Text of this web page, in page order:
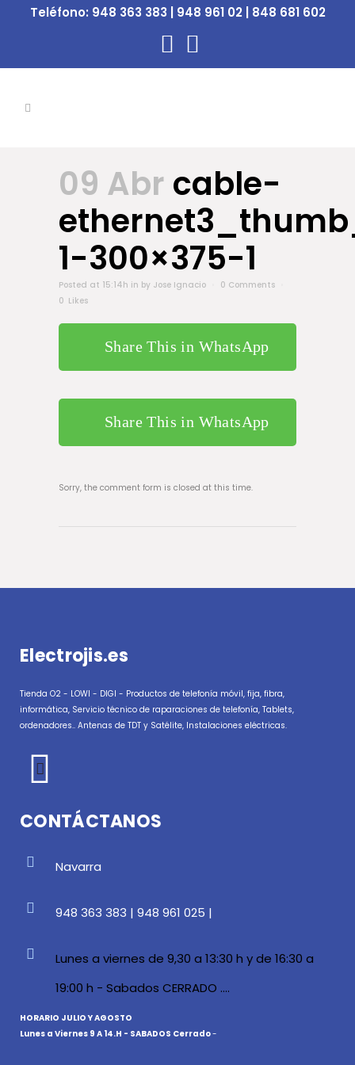
Teléfono: 948 363 383 | 948 961 02 | 848 681 602
09 Abr cable-
1-300×375-1
Posted at 15:14h in by Jose Ignacio
0 Comments
0 Likes
Share This in WhatsApp
Share This in WhatsApp
Sorry, the comment form is closed at this time.
Electrojis.es
Tienda O2 - LOWI - DIGI - Productos de telefonía móvil, fija, fibra,
informática, Servicio técnico de raparaciones de telefonía, Tablets,
ordenadores.. Antenas de TDT y Satélite, Instalaciones eléctricas.
CONTÁCTANOS
Navarra
948 363 383 | 948 961 025 |
Lunes a viernes de 9,30 a 13:30 h y de 16:30 a
19:00 h - Sabados CERRADO ....
HORARIO JULIO Y AGOSTO
Lunes a Viernes 9 A 14.H - SABADOS Cerrado-